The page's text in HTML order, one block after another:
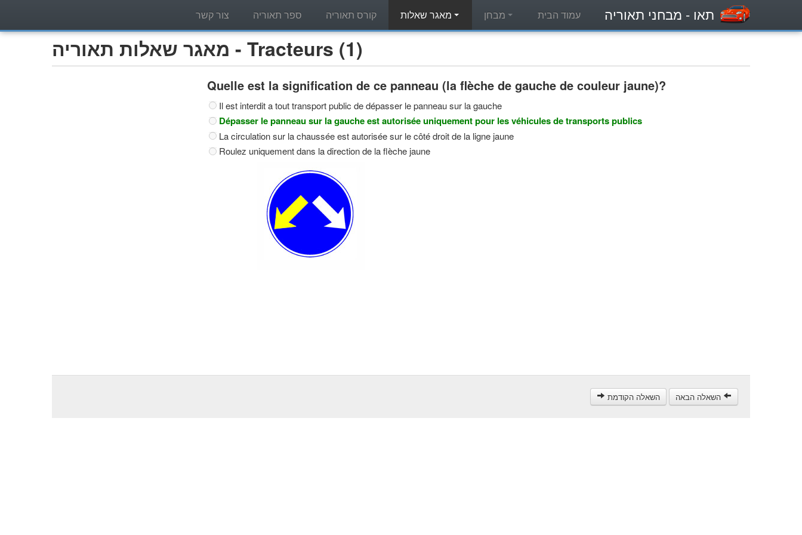
תאו - מבחני תאוריה עמוד הבית קורס תאוריה ספר תאוריה צור קשר
מאגר שאלות תאוריה - Tracteurs (1)
Quelle est la signification de ce panneau (la flèche de gauche de couleur jaune)?
Il est interdit a tout transport public de dépasser le panneau sur la gauche
Dépasser le panneau sur la gauche est autorisée uniquement pour les véhicules de transports publics
La circulation sur la chaussée est autorisée sur le côté droit de la ligne jaune
Roulez uniquement dans la direction de la flèche jaune
השאלה הקודמת